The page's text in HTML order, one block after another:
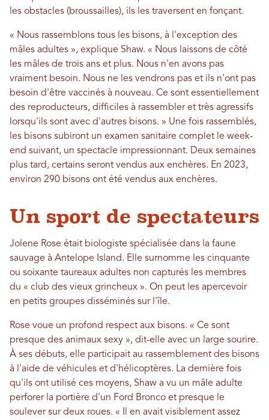
les obstacles (broussailles), ils les traversent en fonçant.
« Nous rassemblons tous les bisons, à l'exception des
mâles adultes », explique Shaw. « Nous laissons de côté
les mâles de trois ans et plus. Nous n'en avons pas
vraiment besoin. Nous ne les vendrons pas et ils n'ont pas
besoin d'être vaccinés à nouveau. Ce sont essentiellement
des reproducteurs, difficiles à rassembler et très agressifs
lorsqu'ils sont avec d'autres bisons. » Une fois rassemblés,
les bisons subiront un examen sanitaire complet le week-
end suivant, un spectacle impressionnant. Deux semaines
plus tard, certains seront vendus aux enchères. En 2023,
environ 290 bisons ont été vendus aux enchères.
Un sport de spectateurs
Jolene Rose était biologiste spécialisée dans la faune
sauvage à Antelope Island. Elle surnomme les cinquante
ou soixante taureaux adultes non capturés les membres
du « club des vieux grincheux ». On peut les apercevoir
en petits groupes disséminés sur l'île.
Rose voue un profond respect aux bisons. « Ce sont
presque des animaux sexy », dit-elle avec un large sourire.
À ses débuts, elle participait au rassemblement des bisons
à l'aide de véhicules et d'hélicoptères. La dernière fois
qu'ils ont utilisé ces moyens, Shaw a vu un mâle adulte
perforer la portière d'un Ford Bronco et presque le
soulever sur deux roues. « Il en avait visiblement assez